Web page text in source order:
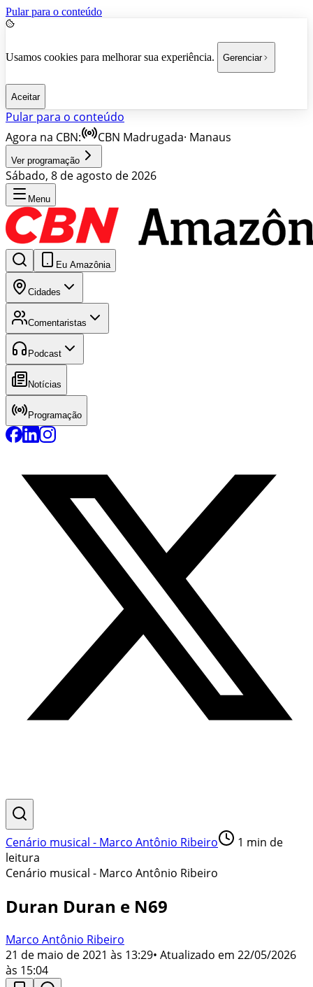
Pular para o conteúdo
Usamos cookies para melhorar sua experiência. Gerenciar
Aceitar
Pular para o conteúdo
Agora na CBN:
CBN Madrugada· Manaus
Ver programação
Sábado, 8 de agosto de 2026
Menu
Eu Amazônia
Cidades
Comentaristas
Podcast
Notícias
Programação
Cenário musical - Marco Antônio Ribeiro 1 min de
leitura
Cenário musical - Marco Antônio Ribeiro
Duran Duran e N69
Marco Antônio Ribeiro
21 de maio de 2021 às 13:29• Atualizado em 22/05/2026
às 15:04